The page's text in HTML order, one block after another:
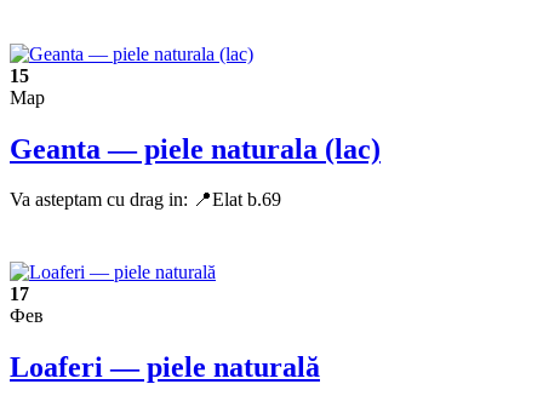
15
Мар
Geanta — piele naturala (lac)
Va asteptam cu drag in: 📍Elat b.69
17
Фев
Loaferi — piele naturală